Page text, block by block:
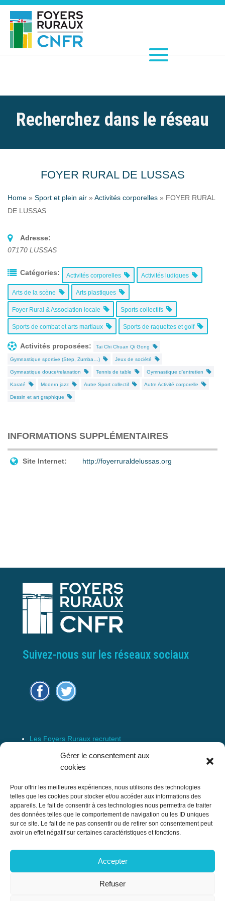
Gérer le consentement aux
cookies
Pour offrir les meilleures expériences, nous utilisons des technologies
telles que les cookies pour stocker et/ou accéder aux informations des
appareils. Le fait de consentir à ces technologies nous permettra de traiter
des données telles que le comportement de navigation ou les ID uniques
sur ce site. Le fait de ne pas consentir ou de retirer son consentement peut
avoir un effet négatif sur certaines caractéristiques et fonctions.
Accepter
Refuser
Recherchez dans le réseau
FOYER RURAL DE LUSSAS
Home » Sport et plein air » Activités corporelles » FOYER RURAL
DE LUSSAS
Adresse:
07170 LUSSAS
Catégories: Activités corporelles Activités ludiques
Arts de la scène Arts plastiques
Foyer Rural & Association locale Sports collectifs
Sports de combat et arts martiaux Sports de raquettes et golf
Activités proposées: Tai Chi Chuan Qi Gong
Gymnastique sportive (Step, Zumba…) Jeux de société
Gymnastique douce/relaxation Tennis de table Gymnastique d'entretien
Karaté Modern jazz Autre Sport collectif Autre Activité corporelle
Dessin et art graphique
INFORMATIONS SUPPLÉMENTAIRES
Site Internet: http://foyerruraldelussas.org
Suivez-nous sur les réseaux sociaux
Les Foyers Ruraux recrutent
Connexion
Espace Membre
Confédération Nationale des Foyers Ruraux
& Associations de développement et
17 rue Navoiseau – 93100 MONTREUIL